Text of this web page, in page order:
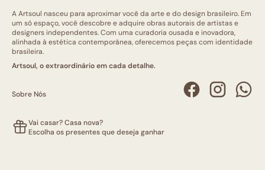
A Artsoul nasceu para aproximar você da arte e do design brasileiro. Em
um só espaço, você descobre e adquire obras autorais de artistas e
designers independentes. Com uma curadoria ousada e inovadora,
alinhada à estética contemporânea, oferecemos peças com identidade
brasileira.
Artsoul, o extraordinário em cada detalhe.
Sobre Nós
Vai casar? Casa nova?
Escolha os presentes que deseja ganhar